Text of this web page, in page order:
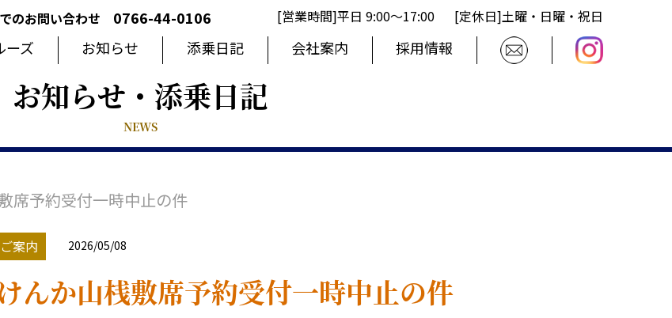
のお問い合わせ 0766-44-0106 [営業時間]平日 9:00〜17:00 [定休日]土曜・日曜・祝日
ーズ お知らせ 添乗日記 会社案内 採用情報
お知らせ・添乗日記
NEWS
席予約受付一時中止の件
案内 2026/05/08
んか山桟敷席予約受付一時中止の件